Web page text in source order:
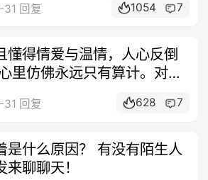
回复 1054 7
懂得情爱与温情，人心反倒
里仿佛永远只有算计。对待
回复 628 7
是什么原因？ 有没有陌生人
聊聊天！